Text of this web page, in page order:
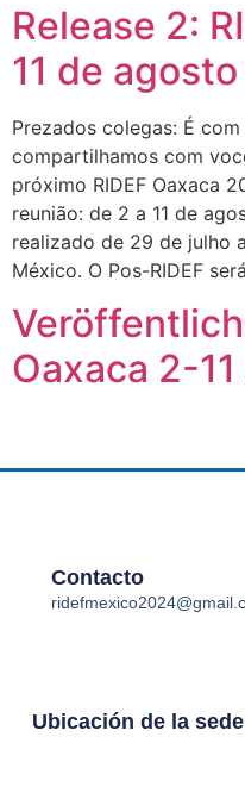
Release 2:
11 de agosto
Prezados colegas: É
compartilhamos com
próximo RIDEF Oaxaca
reunião: de 2 a 11 de
realizado de 29 de julho
México. O Pos-RIDEF
Oaxaca 2-
Contacto
Ubicación de la sede